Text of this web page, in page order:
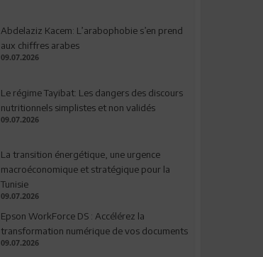
Abdelaziz Kacem: L’arabophobie s’en prend
aux chiffres arabes
09.07.2026
Le régime Tayibat: Les dangers des discours
nutritionnels simplistes et non validés
09.07.2026
La transition énergétique, une urgence
macroéconomique et stratégique pour la
Tunisie
09.07.2026
Epson WorkForce DS : Accélérez la
transformation numérique de vos documents
09.07.2026